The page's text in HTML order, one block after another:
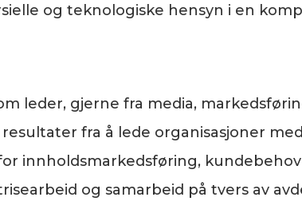
og teknologiske hensyn i en
leder, gjerne fra media,
fra å lede organisasjoner
innholdsmarkedsføring,
og samarbeid på tvers av